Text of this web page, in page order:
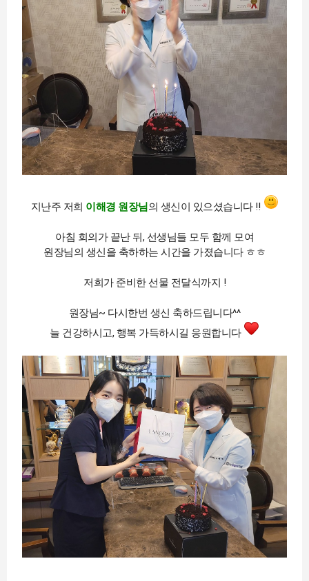
지난주 저희 이해경 원장님의 생신이 있으셨습니다 !!
아침 회의가 끝난 뒤, 선생님들 모두 함께 모여
원장님의 생신을 축하하는 시간을 가졌습니다 ㅎㅎ
저희가 준비한 선물 전달식까지 !
원장님~ 다시한번 생신 축하드립니다^^
늘 건강하시고, 행복 가득하시길 응원합니다